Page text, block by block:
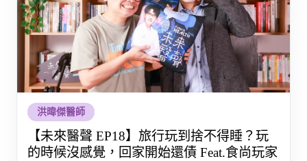
洪暐傑醫師
【未來醫聲 EP18】旅行玩到捨不得睡？玩
的時候沒感覺，回家開始還債 Feat.食尚玩家